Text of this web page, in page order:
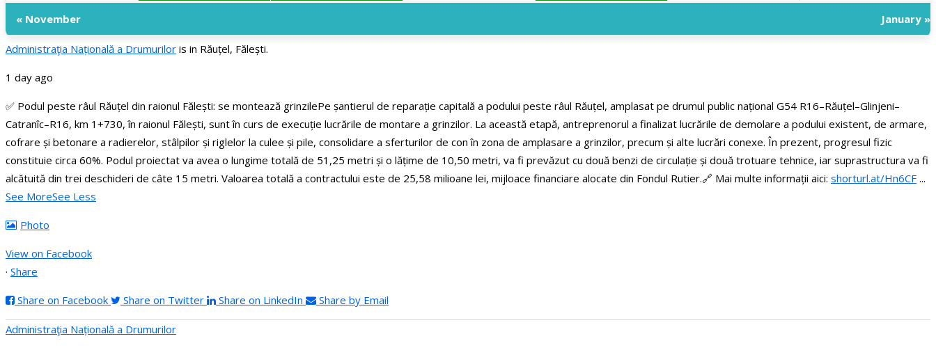
« November January »
Administraţia Națională a Drumurilor is in Răuțel, Fălești.
1 day ago
✅ Podul peste râul Răuțel din raionul Fălești: se montează grinzilePe șantierul de reparație capitală a podului peste râul Răuțel, amplasat pe drumul public național G54 R16–Răuțel–Glinjeni–
Catranîc–R16, km 1+730, în raionul Fălești, sunt în curs de execuție lucrările de montare a grinzilor. La această etapă, antreprenorul a finalizat lucrările de demolare a podului existent, de armare,
cofrare și betonare a radierelor, stâlpilor și riglelor la culee și pile, consolidare a sferturilor de con în zona de amplasare a grinzilor, precum și alte lucrări conexe. În prezent, progresul fizic
constituie circa 60%. Podul proiectat va avea o lungime totală de 51,25 metri și o lățime de 10,50 metri, va fi prevăzut cu două benzi de circulație și două trotuare tehnice, iar suprastructura va fi
alcătuită din trei deschideri de câte 15 metri. Valoarea totală a contractului este de 25,58 milioane lei, mijloace financiare alocate din Fondul Rutier.🔗 Mai multe informații aici: shorturl.at/Hn6CF ...
See MoreSee Less
Photo
View on Facebook
· Share
Share on Facebook Share on Twitter Share on LinkedIn Share by Email
Administraţia Națională a Drumurilor